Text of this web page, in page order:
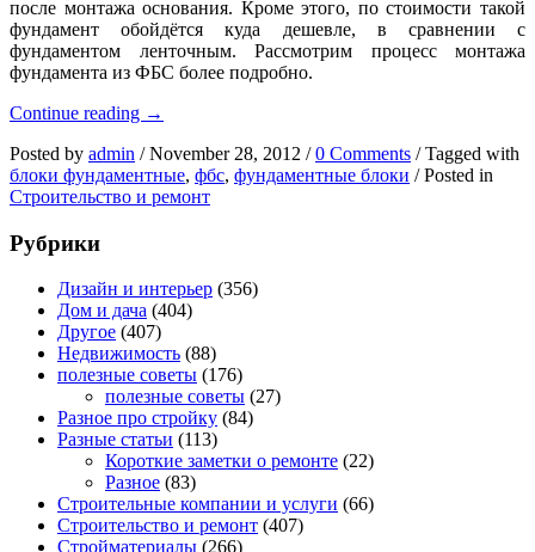
после монтажа основания. Кроме этого, по стоимости такой
фундамент обойдётся куда дешевле, в сравнении с
фундаментом ленточным. Рассмотрим процесс монтажа
фундамента из ФБС более подробно.
Continue reading Технология
фундамента
из
ФБС
→
Posted by admin / November 28, 2012 / 0 Comments / Tagged with
блоки фундаментные, фбс, фундаментные блоки / Posted in
Строительство и ремонт
Рубрики
Дизайн и интерьер (356)
Дом и дача (404)
Другое (407)
Недвижимость (88)
полезные советы (176)
полезные советы (27)
Разное про стройку (84)
Разные статьи (113)
Короткие заметки о ремонте (22)
Разное (83)
Строительные компании и услуги (66)
Строительство и ремонт (407)
Стройматериалы (266)